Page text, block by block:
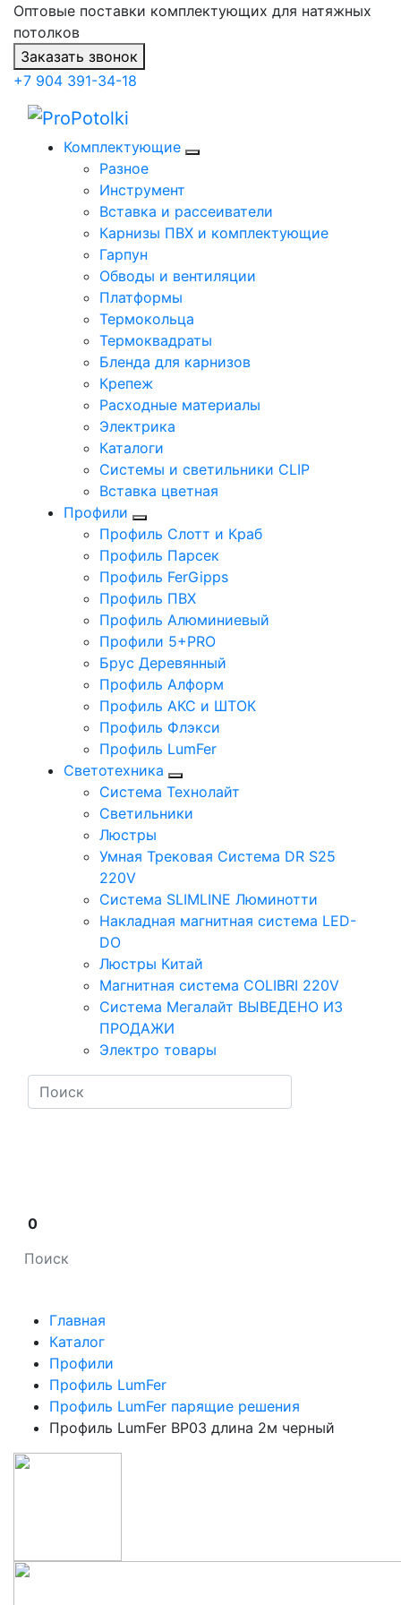
Оптовые поставки комплектующих для натяжных
потолков
Заказать звонок
+7 904 391-34-18
Комплектующие
Разное
Инструмент
Вставка и рассеиватели
Карнизы ПВХ и комплектующие
Гарпун
Обводы и вентиляции
Платформы
Термокольца
Термоквадраты
Бленда для карнизов
Крепеж
Расходные материалы
Электрика
Каталоги
Системы и светильники CLIP
Вставка цветная
Профили
Профиль Слотт и Краб
Профиль Парсек
Профиль FerGipps
Профиль ПВХ
Профиль Алюминиевый
Профили 5+PRO
Брус Деревянный
Профиль Алформ
Профиль АКС и ШТОК
Профиль Флэкси
Профиль LumFer
Светотехника
Система Технолайт
Светильники
Люстры
Умная Трековая Система DR S25
220V
Система SLIMLINE Люминотти
Накладная магнитная система LED-
DO
Люстры Китай
Магнитная система COLIBRI 220V
Система Мегалайт ВЫВЕДЕНО ИЗ
ПРОДАЖИ
Электро товары
0
Главная
Каталог
Профили
Профиль LumFer
Профиль LumFer парящие решения
Профиль LumFer BP03 длина 2м черный